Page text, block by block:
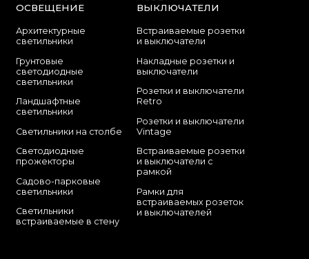
ОСВЕЩЕНИЕ
Архитектурные
светильники
Грунтовые
светодиодные
светильники
Ландшафтные
светильники
Светильники на столбе
Светодиодные
прожекторы
Садово-парковые
светильники
Светильники
встраиваемые в стену
ВЫКЛЮЧАТЕЛИ
Встраиваемые розетки
и выключатели
Накладные розетки и
выключатели
Розетки и выключатели
Retro
Розетки и выключатели
Vintage
Встраиваемые розетки
и выключатели с
рамкой
Рамки для
встраиваемых розеток
и выключателей